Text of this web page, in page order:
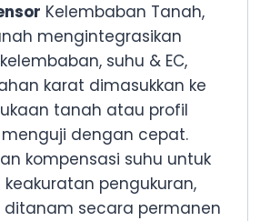
Kelembaban Tanah,
mengintegrasikan
suhu & EC,
karat dimasukkan ke
tanah atau profil
dengan cepat.
kompensasi suhu untuk
pengukuran,
secara permanen